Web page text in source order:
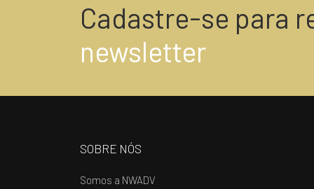
Cadastre-se para
newsletter
SOBRE NÓS
Somos a NWADV